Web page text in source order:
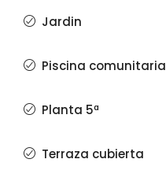
Jardin
Piscina comunitaria
Planta 5ª
Terraza cubierta